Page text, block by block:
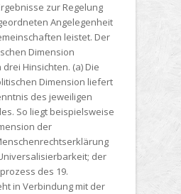
zur Regelung
Angelegenheit
leistet. Der
Dimension
Hinsichten. (a) Die
Dimension liefert
des jeweiligen
So liegt beispielsweise
der
der
des 19.
in Verbindung mit der